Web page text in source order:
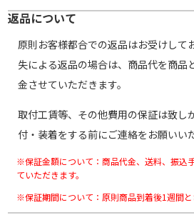
返品について
原則お客様都合での返品はお受けして
失による返品の場合は、商品代を商品
金させていただきます。
取付工賃等、その他費用の保証は致し
付・装着をする前にご連絡をお願いい
※保証金額について：商品代金、送料、振込
ていただきます。
※保証期間について：原則商品到着後1週間と